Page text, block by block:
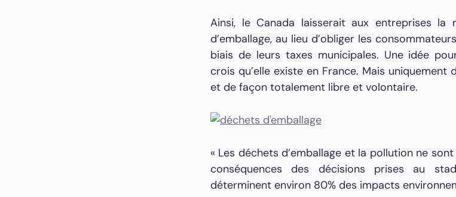
Ainsi, le Canada laisserait aux entreprises la
d’emballage, au lieu d’obliger les
biais de leurs taxes municipales. Une idée
crois qu’elle existe en France. Mais uniquement
et de façon totalement libre et volontaire.
« Les déchets d’emballage et la pollution ne
conséquences des décisions prises au
déterminent environ 80% des impacts